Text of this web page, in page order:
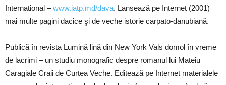
International –www.iatp.md/dava. Lansează pe Internet (2001)
mai multe pagini dacice şi de veche istorie carpato-danubiană.
Publică în revista Lumină lină din New York Vals domol în vreme
de lacrimi – un studiu monografic despre romanul lui Mateiu
Caragiale Craii de Curtea Veche. Editează pe Internet materialele